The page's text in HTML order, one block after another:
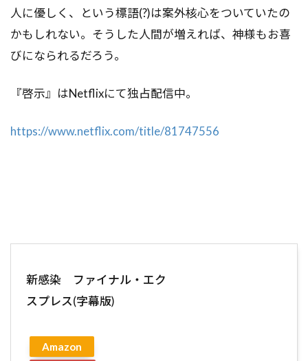
人に優しく、という標語(?)は案外核心をついていたの
かもしれない。そうした人間が増えれば、神様もお喜
びになられるだろう。
『啓示』はNetflixにて独占配信中。
https://www.netflix.com/title/81747556
新感染 ファイナル・エク
スプレス(字幕版)
Amazon